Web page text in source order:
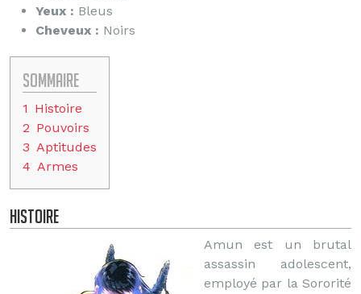
Yeux : Bleus
Cheveux : Noirs
Sommaire
1 Histoire
2 Pouvoirs
3 Aptitudes
4 Armes
Histoire
Amun est un brutal
assassin adolescent,
employé par la Sororité